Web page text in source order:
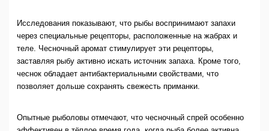
Исследования показывают, что рыбы воспринимают запахи
через специальные рецепторы, расположенные на жабрах и
теле. Чесночный аромат стимулирует эти рецепторы,
заставляя рыбу активно искать источник запаха. Кроме того,
чеснок обладает антибактериальными свойствами, что
позволяет дольше сохранять свежесть приманки.
Опытные рыболовы отмечают, что чесночный спрей особенно